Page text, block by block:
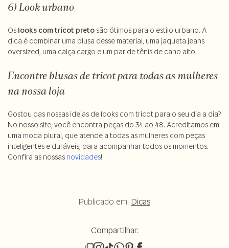
6) Look urbano
Os looks com tricot pretosão ótimos para o estilo urbano. A
dica é combinar uma blusa desse material, uma jaqueta jeans
oversized, uma calça cargo e um par de tênis de cano alto.
Encontre blusas de tricot para todas as mulheres
na nossa loja
Gostou das nossas ideias de looks com tricot para o seu dia a dia?
No nosso site, você encontra peças do 34 ao 48. Acreditamos em
uma moda plural, que atende a todas as mulheres com peças
inteligentes e duráveis, para acompanhar todos os momentos.
Confira as nossas novidades!
Publicado em: Dicas
Compartilhar: